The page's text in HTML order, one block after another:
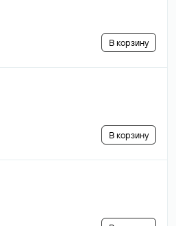
В корзину
В корзину